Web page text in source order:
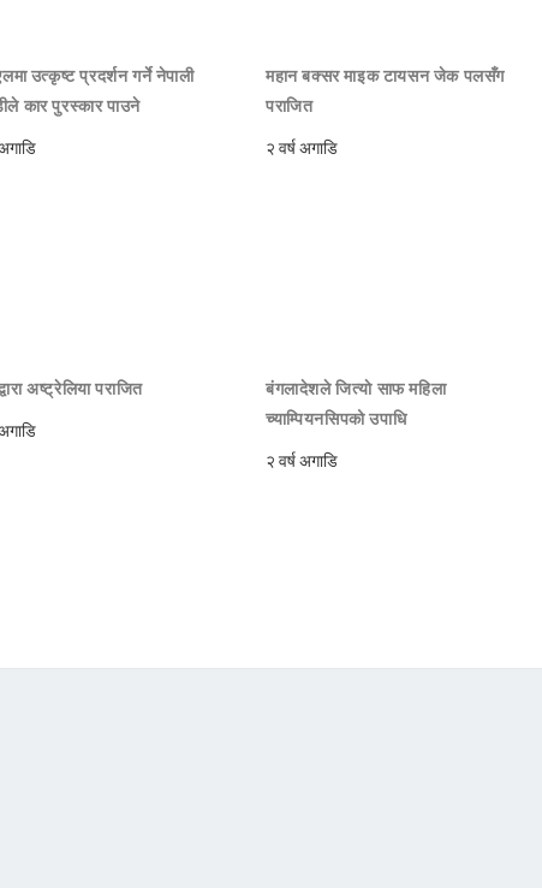
उत्कृष्ट प्रदर्शन गर्ने नेपाली
कार पुरस्कार पाउने
महान बक्सर माइक टायसन जेक पलसँग
पराजित
२ वर्ष अगाडि
अष्ट्रेलिया पराजित
बंगलादेशले जित्याे साफ महिला
च्याम्पियनसिपको उपाधि
२ वर्ष अगाडि